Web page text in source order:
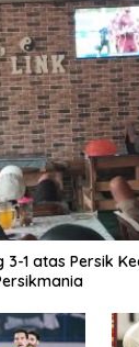
3-1 atas Persik